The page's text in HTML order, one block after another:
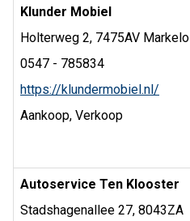
Klunder Mobiel
Holterweg 2, 7475AV Markelo
0547 - 785834
https://klundermobiel.nl/
Aankoop, Verkoop
Autoservice Ten Klooster
Stadshagenallee 27, 8043ZA